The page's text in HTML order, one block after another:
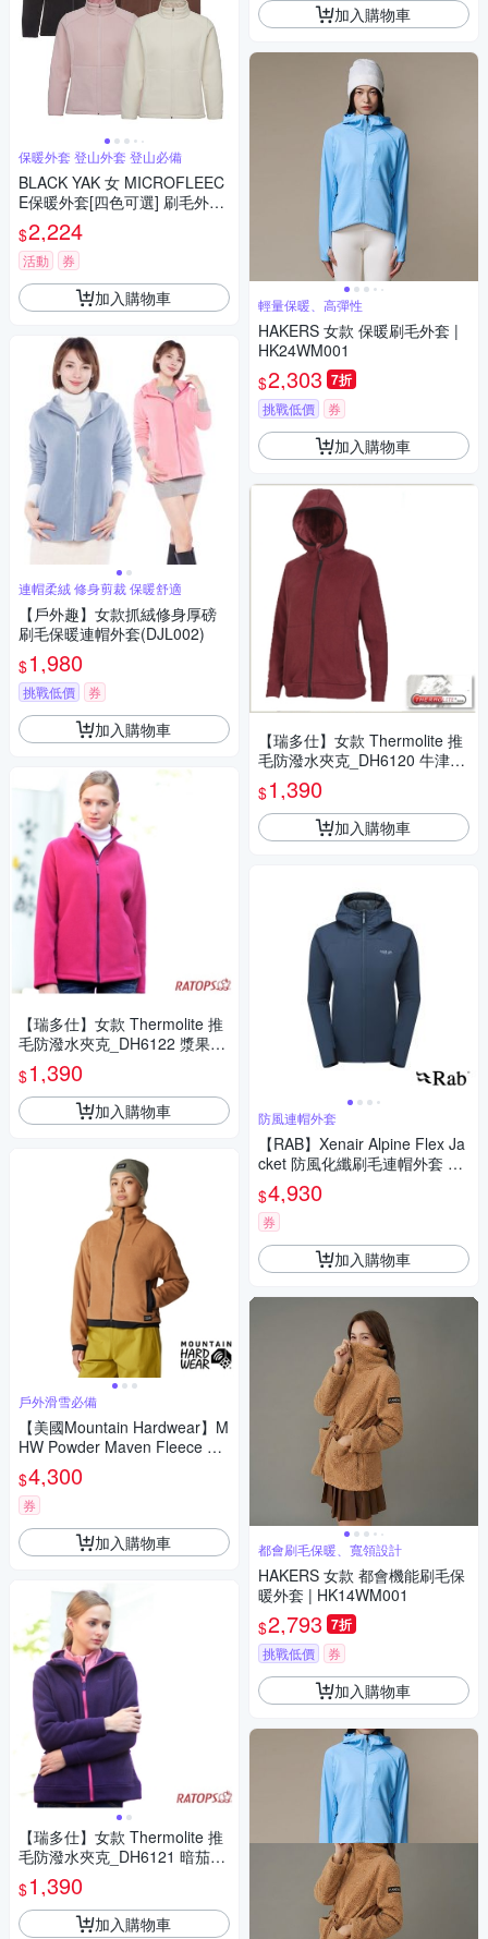
保暖外套 登山外套 登山必備
BLACK YAK 女 MICROFLEEC
E保暖外套[四色可選] 刷毛外套
休閒外套 保暖 立領外套 BYEB
2WJ207
$2,224
活動 券
加入購物車
連帽柔絨 修身剪裁 保暖舒適
【戶外趣】女款抓絨修身厚磅
刷毛保暖連帽外套(DJL002)
$1,980
挑戰低價 券
加入購物車
【瑞多仕】女款 Thermolite 推
毛防潑水夾克_DH6122 漿果紅
色 V1
$1,390
加入購物車
戶外滑雪必備
【美國Mountain Hardwear】M
HW Powder Maven Fleece Ful
l Zip Jacket 高領保暖刷毛短版
外套 女款 銅紅土 #2077661
$4,300
券
加入購物車
【瑞多仕】女款 Thermolite 推
毛防潑水夾克_DH6121 暗茄紫
色 V1
$1,390
加入購物車
加入購物車
輕量保暖、高彈性
HAKERS 女款 保暖刷毛外套 |
HK24WM001
$2,303 7折
挑戰低價 券
加入購物車
【瑞多仕】女款 Thermolite 推
毛防潑水夾克_DH6120 牛津紅
色 V1
$1,390
加入購物車
防風連帽外套
【RAB】Xenair Alpine Flex Ja
cket 防風化纖刷毛連帽外套 女
款 暴風藍 #QIP42
$4,930
券
加入購物車
都會刷毛保暖、寬領設計
HAKERS 女款 都會機能刷毛保
暖外套 | HK14WM001
$2,793 7折
挑戰低價 券
加入購物車